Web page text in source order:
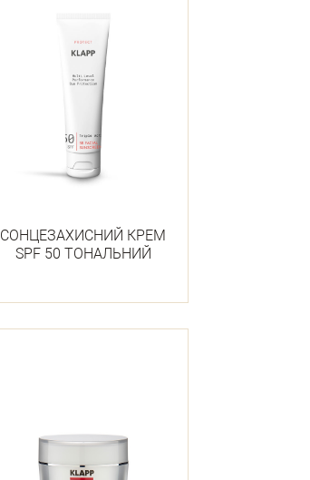
СОНЦЕЗАХИСНИЙ КРЕМ
SPF 50 ТОНАЛЬНИЙ